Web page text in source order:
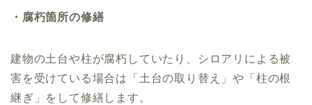
・腐朽箇所の修繕
建物の土台や柱が腐朽していたり、シロアリによる被
害を受けている場合は「土台の取り替え」や「柱の根
継ぎ」をして修繕します。